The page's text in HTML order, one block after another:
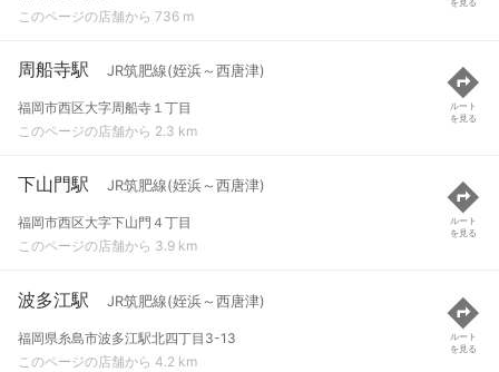
このページの店舗から 736 m
を見る
周船寺駅 JR筑肥線(姪浜～西唐津)
福岡市西区大字周船寺１丁目
このページの店舗から 2.3 km
ルート
を見る
下山門駅 JR筑肥線(姪浜～西唐津)
福岡市西区大字下山門４丁目
このページの店舗から 3.9 km
ルート
を見る
波多江駅 JR筑肥線(姪浜～西唐津)
福岡県糸島市波多江駅北四丁目3-13
このページの店舗から 4.2 km
ルート
を見る